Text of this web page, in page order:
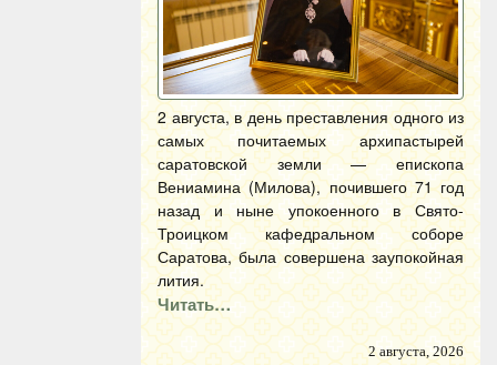
2 августа, в день преставления одного из
самых почитаемых архипастырей
саратовской земли — епископа
Вениамина (Милова), почившего 71 год
назад и ныне упокоенного в Свято-
Троицком кафедральном соборе
Саратова, была совершена заупокойная
лития.
Читать…
2 августа, 2026